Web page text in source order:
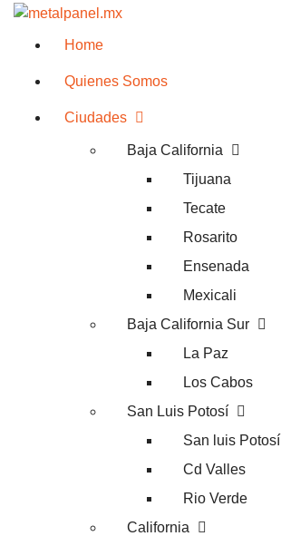
Home
Quienes Somos
Ciudades
Baja California
Tijuana
Tecate
Rosarito
Ensenada
Mexicali
Baja California Sur
La Paz
Los Cabos
San Luis Potosí
San luis Potosí
Cd Valles
Rio Verde
California